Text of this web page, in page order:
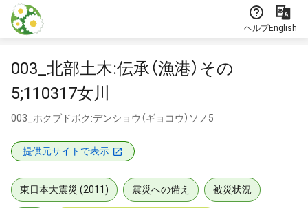
本文に飛ぶ
ヘルプEnglish
003_北部土木:伝承（漁港）その
5;110317女川
003_ホクブドボク:デンショウ（ギョコウ）ソノ5
提供元サイトで表示
東日本大震災 (2011) 震災への備え 被災状況